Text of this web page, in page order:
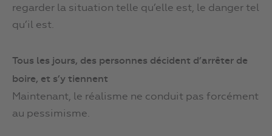
regarder la situation telle qu’elle est, le danger tel
qu’il est.
Tous les jours, des personnes décident d’arrêter de
boire, et s’y tiennent
Maintenant, le réalisme ne conduit pas forcément
au pessimisme.